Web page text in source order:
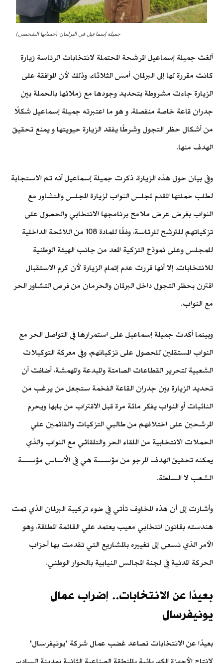
جميلة إسماعيل في البرلمان (حسابها الشحصي)
ألغت جميلة إسماعيل المرشحة المحتملة لانتخابات الرئاسة زيارة
كانت مقررة لها إلى البرلمان، أمس الثلاثاء، وذلك لأن الموافقة على
الزيارة جاءت مشروطة بتحديد وجودها مع زملائها بالحملة بين
جدران قاعة خاصة منفصلة، و هو ما اعتبرته جميلة إسماعيل شكلًا
من أشكال حظر التجول وشرطًا يفقد الزيارة حيويتها و يمنع تحقيق
الهدف منها.
وفي بيان حول هذه الزيارة، ذكرت جميلة إسماعيل أنه تم الاستجابة
لطلب حملتها المقدم لمجلس النواب لزيارة المجلس والتشاور مع
النواب بغرض عرض ملامح برنامجها الانتخابي والحصول على
تزكياتهم للترشح للرئاسة، وفقًا للمادة 108 من اللائحة الداخلية
للمجلس وعلى نموذج التزكية المعد من جانب الهيئة الوطنية
للانتخابات، إلا أنها قررت عدم إتمام الزيارة لأن كرم الاستقبال
اقترن بحظر التجول داخل البرلمان والحرمان من فرص التشاور الحر
مع النواب.
وبينما أكدت جميلة إسماعيل على استمرارها في التواصل الحر مع
النواب المستقلين للحصول على تزكياتهم، وفي معركة التوكيلات
الشعبية لتحرير القطاعات الصامتة والمبدعة والمهمشة، أضافت أن
تحديد الزيارة بين جدران القاعة الفخمة ستجعل من يرغب من
النائبات أو النواب يفكر مائة مرة قبل الاقتراب من بابها ويحرم
المرشحين على اختلافهم من طالبي التزكيات والقائمين علي
الحملات الانتخابية من اللقاء الحر والتلقائي مع النواب والذي
يمكنه تحقيق الهدف المرجو من مؤسسة هي في الأساس مؤسسة
الشعب لا السلطة.
وأشارت إلى أن هذه المخاوف تأتي في ضوء تركيبة البرلمان الذي تمت
هندسته بقانون انتخابي معيب يعتمد علي القائمة المطلقة، وهو
الأمر الذي نسعى إلى تغييره بالمشاريع التي تقدمت بها أحزاب
الحركة المدنية في لجنة المجالس النيابية بالحوار الوطني.
بعيدًا عن الانتخابات.. إضراب عمال
يونيفرسال
بعيدًا عن الانتخابات تصاعد غضب عمال شركة "يونيفرسال"